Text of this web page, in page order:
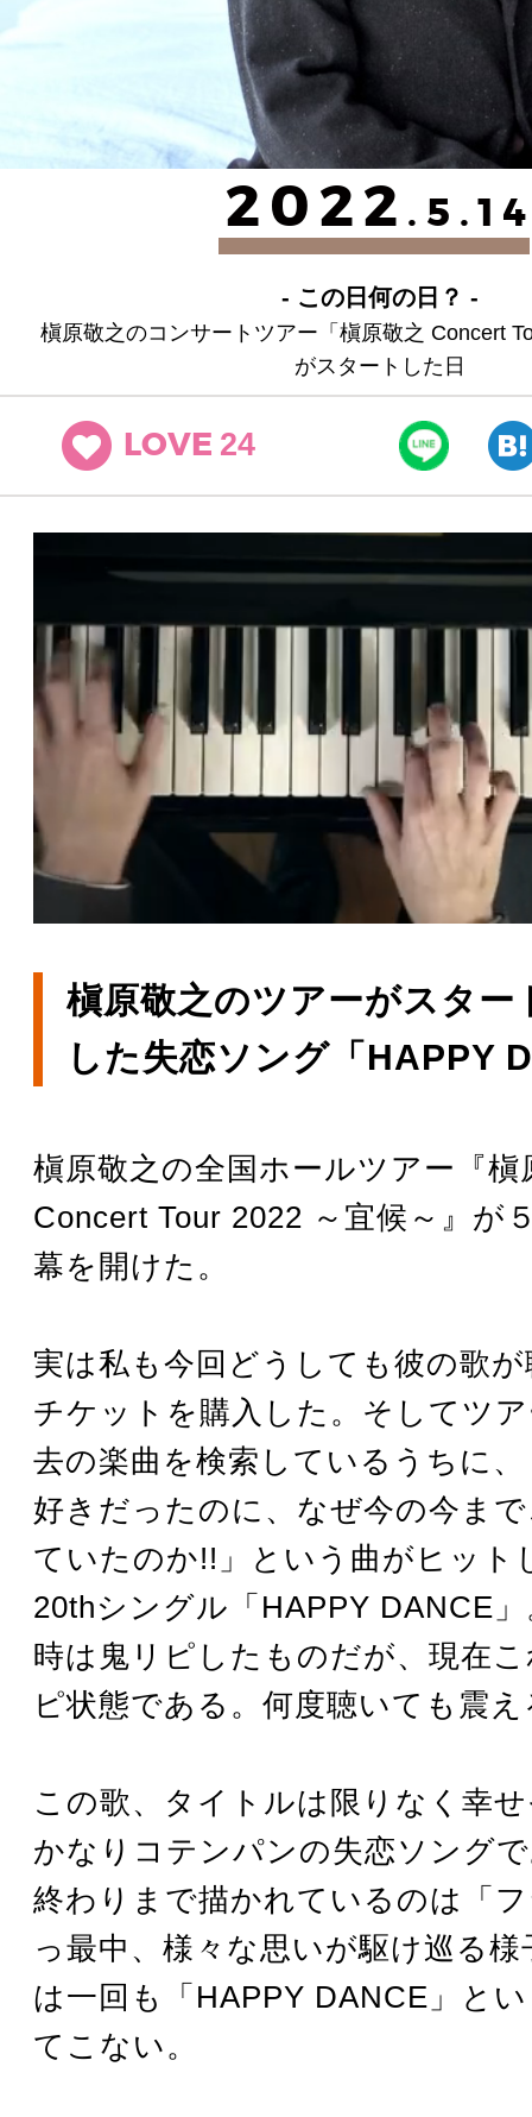
2022
- この日何の日？ -
槇原敬之のコンサートツアー「槇原敬之 Concert
がスタートした日
LOVE 24
槇原敬之のツアーがスター
した失恋ソング「HAPPY
槇原敬之の全国ホールツアー『槇
Concert Tour 2022 ～宜候～』が
幕を開けた。
実は私も今回どうしても彼の歌
チケットを購入した。そしてツ
去の楽曲を検索しているうちに
好きだったのに、なぜ今の今ま
ていたのか!!」という曲がヒット
20thシングル「HAPPY DANCE
時は鬼リピしたものだが、現在
ピ状態である。何度聴いても震え
この歌、タイトルは限りなく幸
かなりコテンパンの失恋ソング
終わりまで描かれているのは「
っ最中、様々な思いが駆け巡る様
は一回も「HAPPY DANCE」と
てこない。